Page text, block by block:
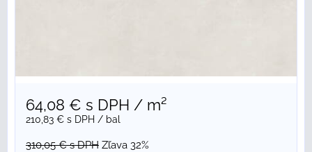
64,08 € s DPH / m²
210,83 € s DPH / bal
310,05 €s DPH Zľava 32%